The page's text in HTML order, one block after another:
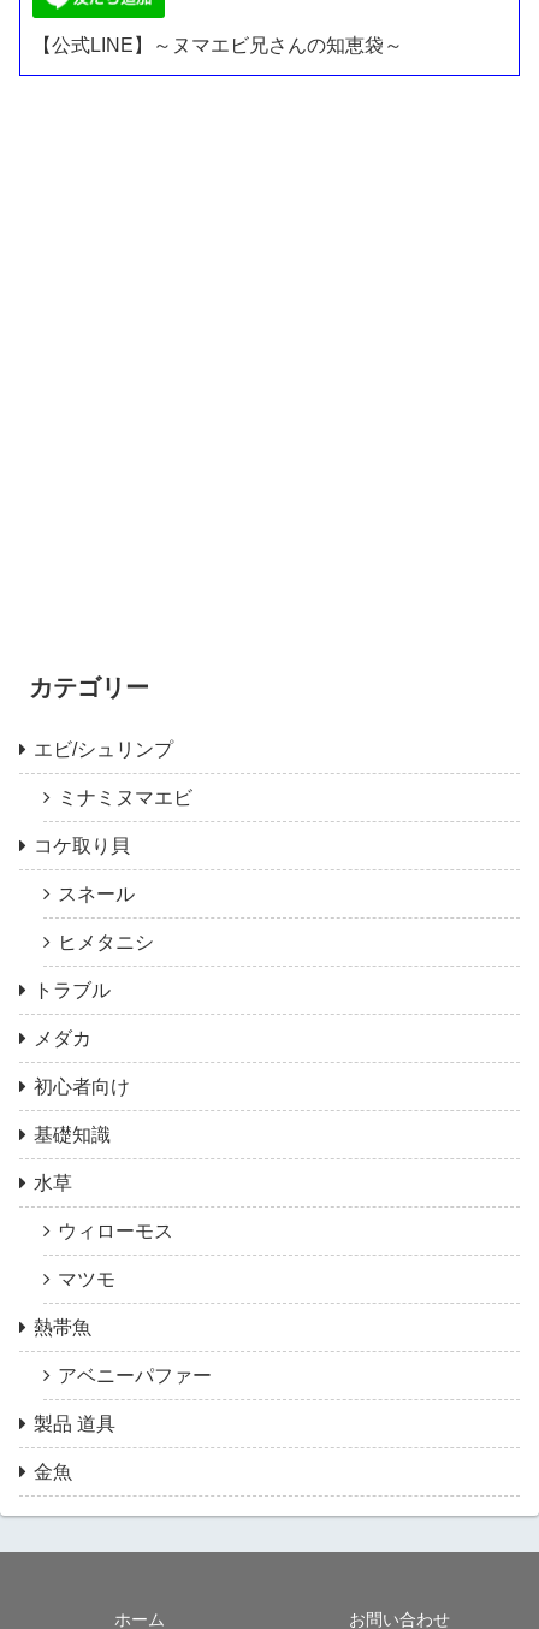
【公式LINE】～ヌマエビ兄さんの知恵袋～
カテゴリー
エビ/シュリンプ
ミナミヌマエビ
コケ取り貝
スネール
ヒメタニシ
トラブル
メダカ
初心者向け
基礎知識
水草
ウィローモス
マツモ
熱帯魚
アベニーパファー
製品 道具
金魚
ホーム お問い合わせ